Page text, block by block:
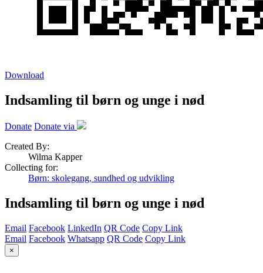
Download
Indsamling til børn og unge i nød
Donate Donate via
Created By:
Wilma Kapper
Collecting for:
Børn: skolegang, sundhed og udvikling
Indsamling til børn og unge i nød
Email Facebook LinkedIn QR Code Copy Link
Email Facebook Whatsapp QR Code Copy Link
×